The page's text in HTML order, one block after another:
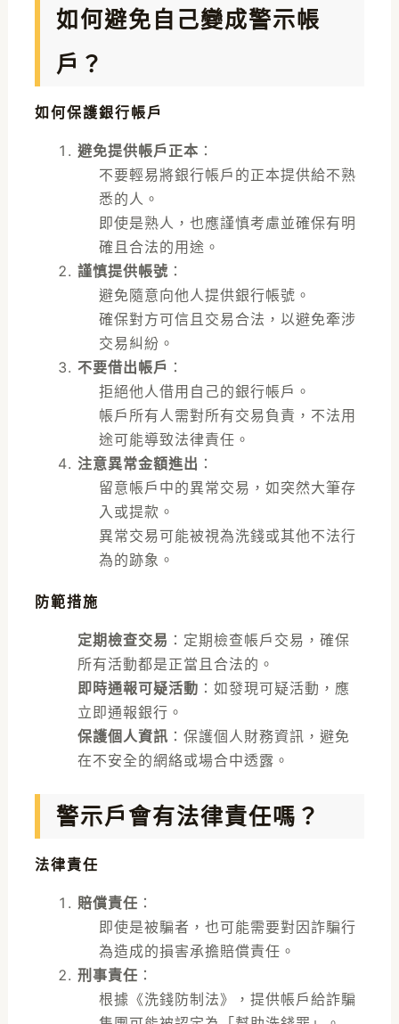
如何避免自己變成警示帳
戶？
如何保護銀行帳戶
避免提供帳戶正本 ：
不要輕易將銀行帳戶的正本提供給不熟
悉的人。
即使是熟人，也應謹慎考慮並確保有明
確且合法的用途。
謹慎提供帳號 ：
避免隨意向他人提供銀行帳號。
確保對方可信且交易合法，以避免牽涉
交易糾紛。
不要借出帳戶 ：
拒絕他人借用自己的銀行帳戶。
帳戶所有人需對所有交易負責，不法用
途可能導致法律責任。
注意異常金額進出 ：
留意帳戶中的異常交易，如突然大筆存
入或提款。
異常交易可能被視為洗錢或其他不法行
為的跡象。
防範措施
定期檢查交易 ：定期檢查帳戶交易，確保
所有活動都是正當且合法的。
即時通報可疑活動 ：如發現可疑活動，應
立即通報銀行。
保護個人資訊 ：保護個人財務資訊，避免
在不安全的網絡或場合中透露。
警示戶會有法律責任嗎？
法律責任
賠償責任 ：
即使是被騙者，也可能需要對因詐騙行
為造成的損害承擔賠償責任。
刑事責任 ：
根據《洗錢防制法》，提供帳戶給詐騙